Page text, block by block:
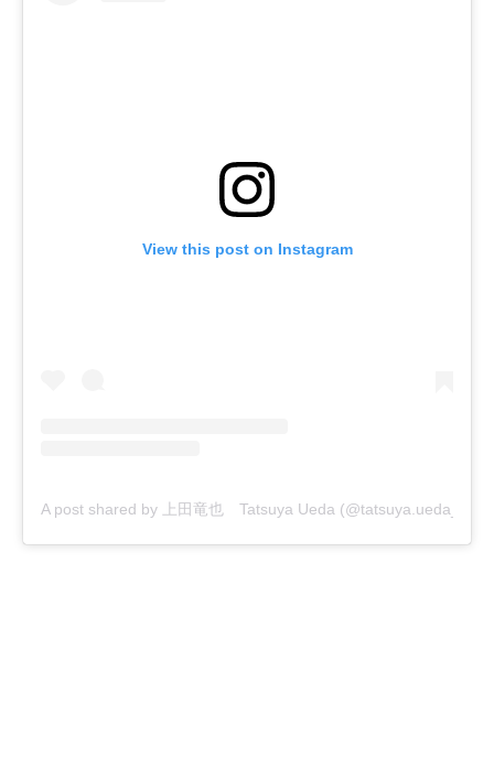
View this post on Instagram
A post shared by 上田竜也 Tatsuya Ueda (@tatsuya.ueda_j)